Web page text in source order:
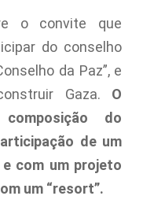
o convite que
do conselho
da Paz”, e
Gaza. O
do
de um
com um projeto
um “resort”.